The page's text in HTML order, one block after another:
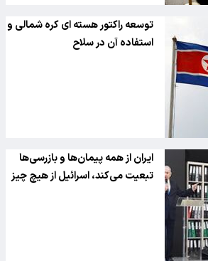
توسعه راکتور هسته ای کره شمالی و
استفاده آن در سلاح
ایران از همه پیمان‌ها و بازرسی‌ها
تبعیت می‌کند، اسرائیل از هیچ چیز